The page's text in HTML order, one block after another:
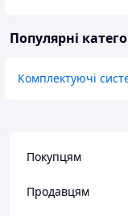
Популярні
Комплектуючі
Покупцям
Продавцям